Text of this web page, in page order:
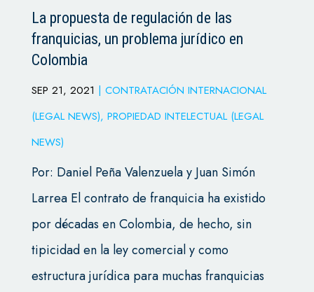
La propuesta de regulación de las
franquicias, un problema jurídico en
Colombia
SEP 21, 2021 | CONTRATACIÓN INTERNACIONAL
(LEGAL NEWS), PROPIEDAD INTELECTUAL (LEGAL
NEWS)
Por: Daniel Peña Valenzuela y Juan Simón
Larrea El contrato de franquicia ha existido
por décadas en Colombia, de hecho, sin
tipicidad en la ley comercial y como
estructura jurídica para muchas franquicias